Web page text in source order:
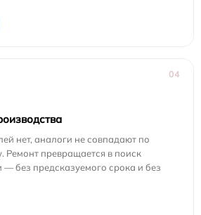
04
нет, аналоги не совпадают по
Ремонт превращается в поиск
— без предсказуемого срока и без